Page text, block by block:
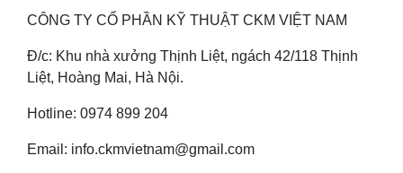
CÔNG TY CỔ PHẦN KỸ THUẬT CKM VIỆT NAM
Đ/c: Khu nhà xưởng Thịnh Liệt, ngách 42/118 Thịnh
Liệt, Hoàng Mai, Hà Nội.
Hotline: 0974 899 204
Email: info.ckmvietnam@gmail.com